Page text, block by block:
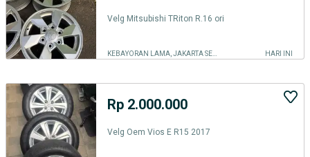
Velg Mitsubishi TRiton R.16 ori
HARI INI
Rp 2.000.000
Velg Oem Vios E R15 2017